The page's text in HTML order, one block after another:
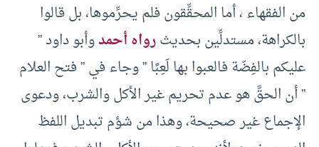
من الفقهاء ، أما المحقِّقون فلم يحرِّموها، بل قالوا
بالكراهة، مستدلِّين بحديثرواه أحمدوأبو داود ”
عليكم بالفِضّة فالعبوا بها لَعِبًا ” وجاء في ” فتح العلام
” أن الحقَّ هو عدم تحريم غير الأكل والشرب، ودعوى
الإجماع غير صحيحة، وهذا من شؤم تبديل اللفظ